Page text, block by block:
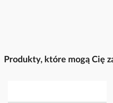
Produkty, które mogą Cię